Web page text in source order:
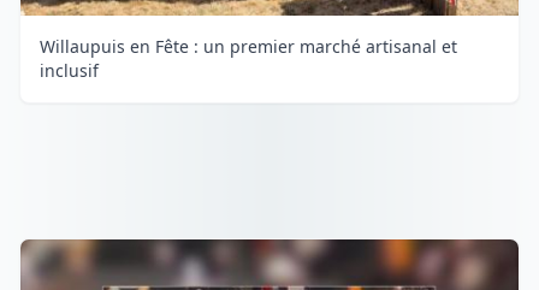
Willaupuis en Fête : un premier marché artisanal et
inclusif